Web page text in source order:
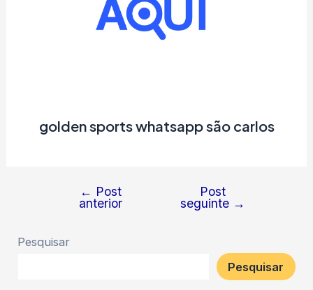
golden sports whatsapp são carlos
Navegação
Post
← Post
anterior
Post
seguinte →
Pesquisar
Pesquisar